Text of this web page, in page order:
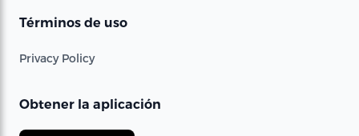
Términos de uso
Privacy Policy
Obtener la aplicación